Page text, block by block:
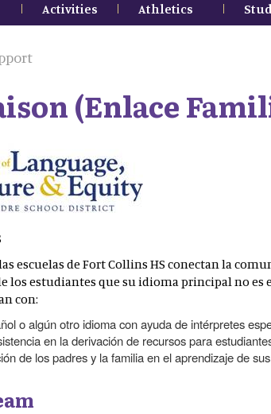
Activities Athletics
(Enlace
escuelas de Fort Collins HS conectan la
los estudiantes que su idioma principal no es
con:
o algún otro idioma con ayuda de intérpretes
en la derivación de recursos para
de los padres y la familia en el aprendizaje de